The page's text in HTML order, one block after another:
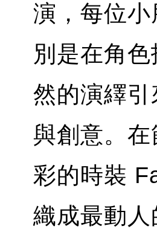
演，每位
別是在角
然的演繹
與創意。
彩的時裝
織成最動